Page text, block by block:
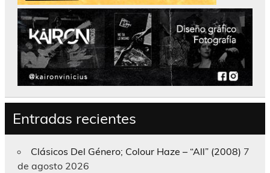
Entradas recientes
Clásicos Del Género; Colour Haze – “All” (2008) 7
de agosto 2026